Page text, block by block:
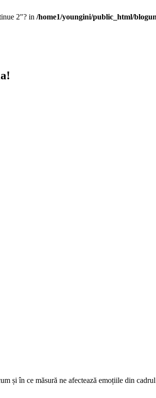
2"? in /home1/youngini/public_html/
și în ce măsură ne afectează emoțiile din